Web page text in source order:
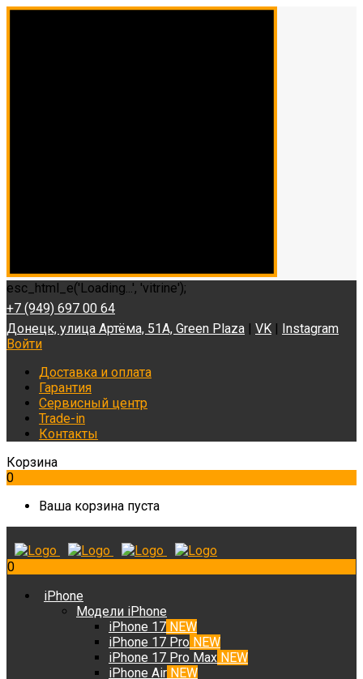
esc_html_e('Loading...', 'vitrine');
+7 (949) 697 00 64
Донецк, улица Артёма, 51А, Green Plaza | VK | Instagram
Войти
Доставка и оплата
Гарантия
Сервисный центр
Trade-in
Контакты
Корзина
0
Ваша корзина пуста
0
iPhone
Модели iPhone
iPhone 17 NEW
iPhone 17 Pro NEW
iPhone 17 Pro Max NEW
iPhone Air NEW